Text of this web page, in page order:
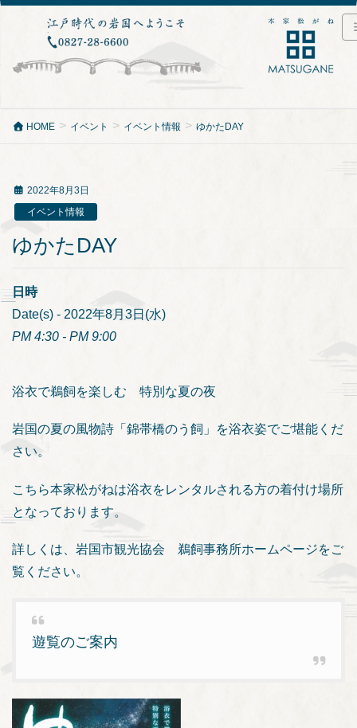
HOME イベント イベント情報 ゆかたDAY
2022年8月3日
イベント情報
ゆかたDAY
日時
Date(s) - 2022年8月3日(水)
PM 4:30 - PM 9:00
浴衣で鵜飼を楽しむ 特別な夏の夜
岩国の夏の風物詩「錦帯橋のう飼」を浴衣姿でご堪能くだ
さい。
こちら本家松がねは浴衣をレンタルされる方の着付け場所
となっております。
詳しくは、岩国市観光協会 鵜飼事務所ホームページをご
覧ください。
遊覧のご案内